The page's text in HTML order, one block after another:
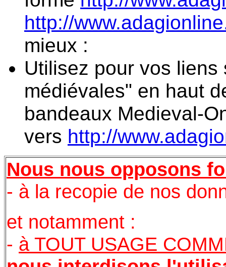
http://
mieux :
Utilisez pour vos
médiévales" en haut
bandeaux Medieval-
vers http://
Nous nous opposons
- à la recopie de nos
et notamment :
- à TOUT USAGE